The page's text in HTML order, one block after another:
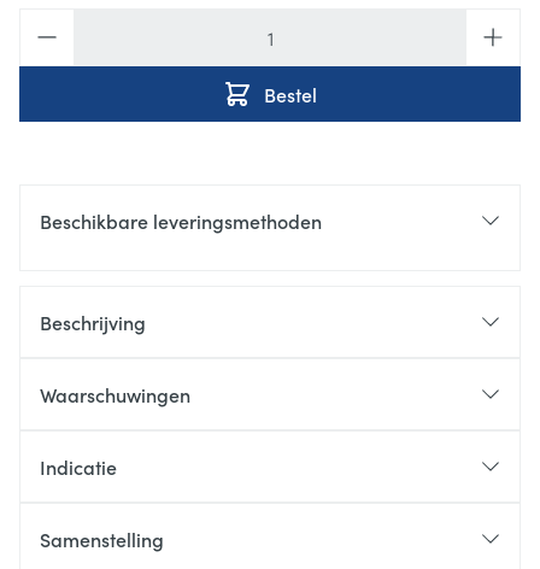
Bestel
Beschikbare leveringsmethoden
Beschrijving
Waarschuwingen
Indicatie
Samenstelling